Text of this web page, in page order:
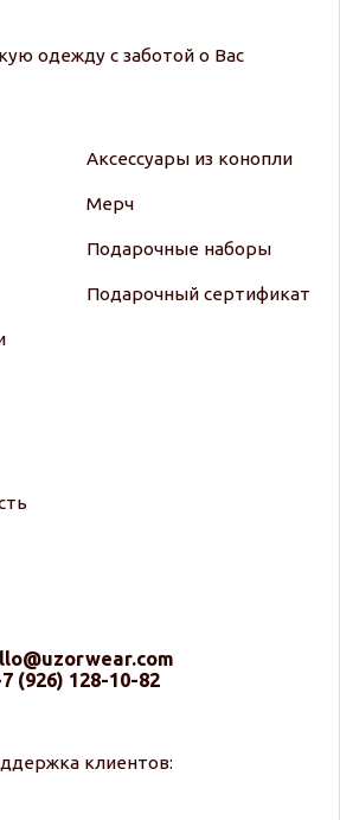
одежду с заботой о Вас
Аксессуары из конопли
Мерч
Подарочные наборы
Подарочный сертификат
(926) 128-10-82
клиентов: